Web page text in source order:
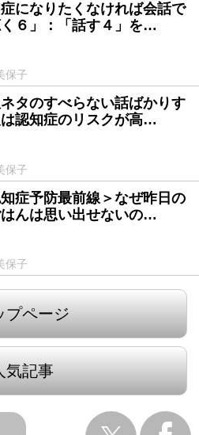
になりたくなければ会話で
く６」：「話す４」を…
保子
タのすべらない話ばかりす
認知症のリスクが高…
保子
知症予防最前線＞なぜ昨日の
はんは思い出せないの…
保子
プページ
気記事